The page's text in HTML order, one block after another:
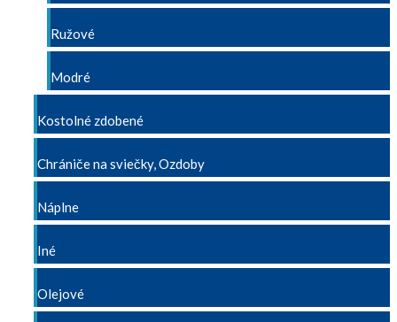
Ružové
Modré
Kostolné zdobené
Chrániče na sviečky, Ozdoby
Náplne
Iné
Olejové